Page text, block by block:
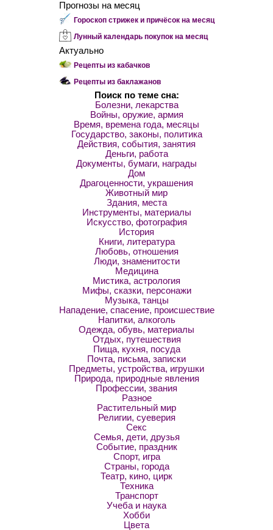
Прогнозы на месяц
Гороскоп стрижек и причёсок на месяц
Лунный календарь покупок на месяц
Актуально
Рецепты из кабачков
Рецепты из баклажанов
Поиск по теме сна:
Болезни, лекарства
Войны, оружие, армия
Время, времена года, месяцы
Государство, законы, политика
Действия, события, занятия
Деньги, работа
Документы, бумаги, награды
Дом
Драгоценности, украшения
Животный мир
Здания, места
Инструменты, материалы
Искусство, фотография
История
Книги, литература
Любовь, отношения
Люди, знаменитости
Медицина
Мистика, астрология
Мифы, сказки, персонажи
Музыка, танцы
Нападение, спасение, происшествие
Напитки, алкоголь
Одежда, обувь, материалы
Отдых, путешествия
Пища, кухня, посуда
Почта, письма, записки
Предметы, устройства, игрушки
Природа, природные явления
Профессии, звания
Разное
Растительный мир
Религии, суеверия
Секс
Семья, дети, друзья
Событие, праздник
Спорт, игра
Страны, города
Театр, кино, цирк
Техника
Транспорт
Учеба и наука
Хобби
Цвета